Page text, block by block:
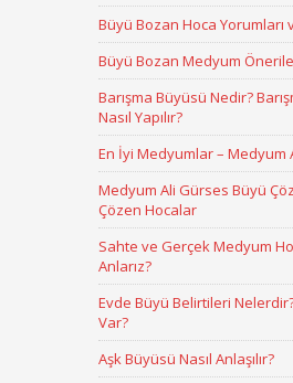
Büyü Bozan Hoca Yorumları
Büyü Bozan Medyum
Barışma Büyüsü Nedir?
Nasıl Yapılır?
En İyi Medyumlar – Medyum
Medyum Ali Gürses Büyü
Çözen Hocalar
Sahte ve Gerçek Medyum
Anlarız?
Evde Büyü Belirtileri
Var?
Aşk Büyüsü Nasıl Anlaşılır?